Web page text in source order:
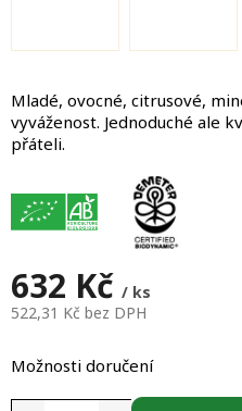
632 Kč / ks
522,31 Kč bez DPH
cena:
Možnosti doručení
Mladé, ovocné, citrusové,
vyváženost. Jednoduché ale
přáteli.